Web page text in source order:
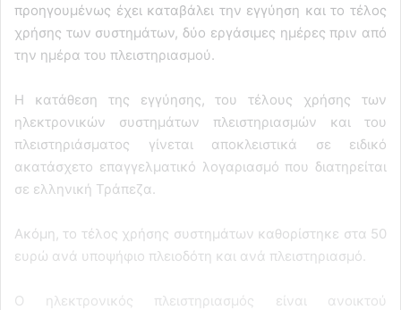
προηγουμένως έχει καταβάλει την εγγύηση και το τέλος
χρήσης των συστημάτων, δύο εργάσιμες ημέρες πριν από
την ημέρα του πλειστηριασμού.
Η κατάθεση της εγγύησης, του τέλους χρήσης των
ηλεκτρονικών συστημάτων πλειστηριασμών και του
πλειστηριάσματος γίνεται αποκλειστικά σε ειδικό
ακατάσχετο επαγγελματικό λογαριασμό που διατηρείται
σε ελληνική Τράπεζα.
Ακόμη, το τέλος χρήσης συστημάτων καθορίστηκε στα 50
ευρώ ανά υποψήφιο πλειοδότη και ανά πλειστηριασμό.
Ο ηλεκτρονικός πλειστηριασμός είναι ανοικτού